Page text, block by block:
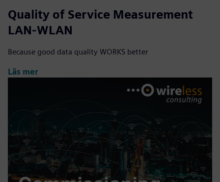
Quality of Service Measurement
LAN-WLAN
Because good data quality WORKS better
Läs mer